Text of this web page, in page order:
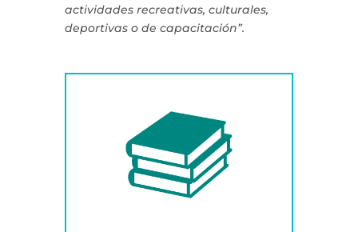
actividades recreativas, culturales,
deportivas o de capacitación”.